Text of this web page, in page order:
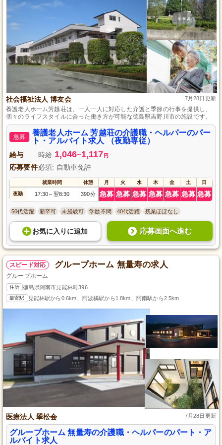
社会福祉法人 博友会 7月28日更新
養護老人ホーム芳越荘は、一人一人に対応した介護と季節の行事を提供し、
個々のライフスタイルに合った働き方が可能な徳島県吉野川市の施設です。
急募
養護老人ホーム 芳越荘の介護職・ヘルパーのパー
ト・アルバイト求人 （夜勤専従）
給与 時給 1,046~1,117 円
応募要件必須: 自動車免許
就業時間 休憩 月 火 水 木 金 土 日
夜勤 17:30～ 翌8:30 390分 急募 急募 急募 急募 急募 急募 急募
50代活躍 新卒可 未経験可 学歴不問 40代活躍 残業ほぼなし
お気に入り に追加 応募画面へ進む
スピード対応 グループホーム 無量寿の求人
グループホーム
住所 徳島県阿南市見能林町396
最寄駅 見能林駅から0.6km、阿波橘駅から1.8km、阿南駅から2.5km
医療法人 翠松会 7月28日更新
グループホーム 無量寿の介護職・ヘルパーのパート・ア
ルバイト求人